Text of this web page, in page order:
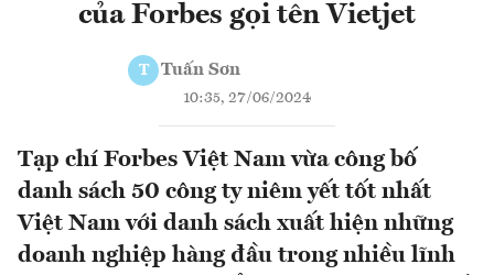
của Forbes gọi tên Vietjet
T Tuấn Sơn
10:35, 27/06/2024
Tạp chí Forbes Việt Nam vừa công bố
danh sách 50 công ty niêm yết tốt nhất
Việt Nam với danh sách xuất hiện những
doanh nghiệp hàng đầu trong nhiều lĩnh